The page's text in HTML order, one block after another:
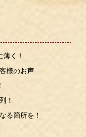
く！
様のお声
！
る箇所を！